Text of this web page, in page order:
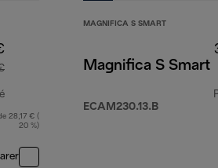
prix original 299,99 €
28,17 € (
20 %)
MAGNIFICA S SMART
Magnifica S Smart
ECAM230.13.B